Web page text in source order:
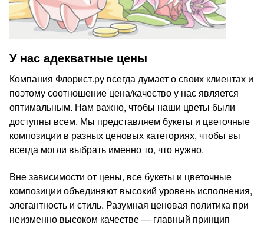
У нас адекватные цены
Компания Флорист.ру всегда думает о своих клиентах и
поэтому соотношение цена/качество у нас является
оптимальным. Нам важно, чтобы наши цветы были
доступны всем. Мы представляем букеты и цветочные
композиции в разных ценовых категориях, чтобы вы
всегда могли выбрать именно то, что нужно.
Вне зависимости от цены, все букеты и цветочные
композиции объединяют высокий уровень исполнения,
элегантность и стиль. Разумная ценовая политика при
неизменно высоком качестве — главный принцип